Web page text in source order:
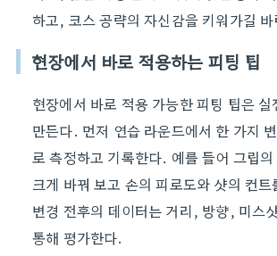
하고, 코스 공략의 자신감을 키워가길
현장에서 바로 적용하는 피팅 팁
현장에서 바로 적용 가능한 피팅 팁은
만든다. 먼저 연습 라운드에서 한 가지
로 측정하고 기록한다. 예를 들어 그립
크게 바꿔 보고 손의 피로도와 샷의 컨
변경 전후의 데이터는 거리, 방향, 미스
통해 평가한다.